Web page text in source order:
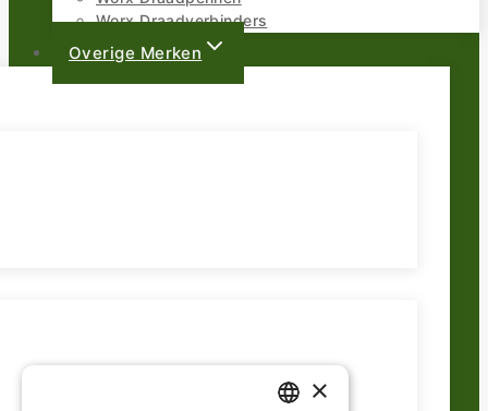
Worx Draadverbinders
Overige Merken
×